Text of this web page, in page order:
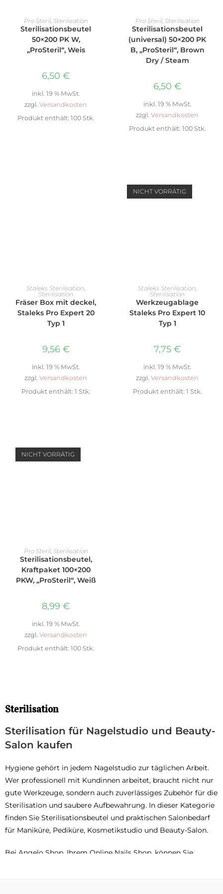
IN DEN WARENKORB
Pro Steril, Sterilisation
Sterilisationsbeutel
50×200 PK W,
„ProSteril“, Weis
6,50 €
inkl. 19 % MwSt.
zzgl. Versandkosten
Produkt enthält: 100 Stk.
IN DEN WARENKORB
Pro Steril, Sterilisation
Sterilisationsbeutel
(universal) 50×200 PK
B, „ProSteril“, Brown
Dry / Steam
6,50 €
inkl. 19 % MwSt.
zzgl. Versandkosten
Produkt enthält: 100 Stk.
IN DEN WARENKORB
Staleks Sterilisation
Sterilisation
Fräser Box mit deckel,
Staleks Pro Expert 20
Typ 1
9,56 €
inkl. 19 % MwSt.
zzgl. Versandkosten
Produkt enthält: 1 Stk.
NICHT VORRÄTIG
WEITERLESEN
Staleks Sterilisation
Sterilisation
Werkzeugablage
Staleks Pro Expert 10
Typ 1
7,75 €
inkl. 19 % MwSt.
zzgl. Versandkosten
Produkt enthält: 1 Stk.
NICHT VORRÄTIG
WEITERLESEN
Pro Steril, Sterilisation
Sterilisationsbeutel,
Kraftpaket 100×200
PKW, „ProSteril“, Weiß
8,99 €
inkl. 19 % MwSt.
zzgl. Versandkosten
Produkt enthält: 100 Stk.
Sterilisation
Sterilisation für Nagelstudio und Beauty-
Salon kaufen
Hygiene gehört in jedem Nagelstudio zur täglichen Arbeit.
Wer professionell mit Kundinnen arbeitet, braucht nicht nur
gute Werkzeuge, sondern auch zuverlässiges Zubehör für die
Sterilisation und saubere Aufbewahrung. In dieser Kategorie
finden Sie Sterilisationsbeutel und praktischen Salonbedarf
für Maniküre, Pediküre, Kosmetikstudio und Beauty-Salon.
Bei Angelo Shop, Ihrem Online Nails Shop, können Sie